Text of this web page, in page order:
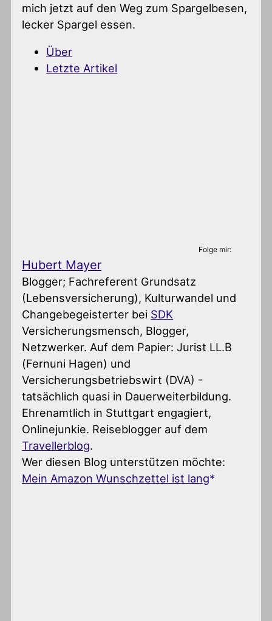
mich jetzt auf den Weg zum Spargelbesen,
lecker Spargel essen.
Über
Letzte Artikel
Folge mir:
Hubert Mayer
Blogger; Fachreferent Grundsatz
(Lebensversicherung), Kulturwandel und
Changebegeisterter bei SDK
Versicherungsmensch, Blogger,
Netzwerker. Auf dem Papier: Jurist LL.B
(Fernuni Hagen) und
Versicherungsbetriebswirt (DVA) -
tatsächlich quasi in Dauerweiterbildung.
Ehrenamtlich in Stuttgart engagiert,
Onlinejunkie. Reiseblogger auf dem
Travellerblog.
Wer diesen Blog unterstützen möchte:
Mein Amazon Wunschzettel ist lang